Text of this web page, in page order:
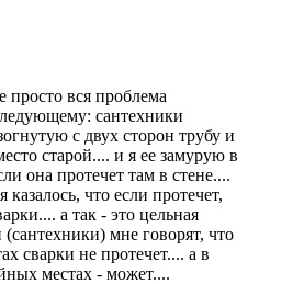
просто вся проблема
сантехники
с двух сторон трубу и
старой.... и я ее замурую в
она протечет там в стене....
что если протечет,
а так - это цельная
(сантехники) мне говорят, что
сварки не протечет.... а в
местах - может....